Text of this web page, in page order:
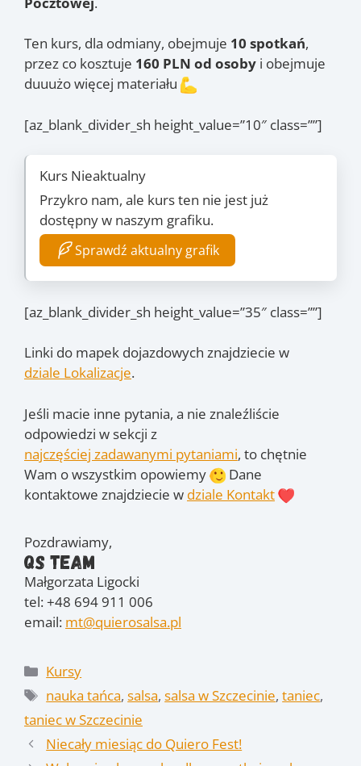
Ten kurs, dla odmiany, obejmuje 10 spotkań,
przez co kosztuje 160 PLN od osoby i obejmuje
duuużo więcej materiału
[az_blank_divider_sh height_value=”10″ class=””]
Kurs Nieaktualny
Przykro nam, ale kurs ten nie jest już
dostępny w naszym grafiku.
Sprawdź aktualny grafik
[az_blank_divider_sh height_value=”35″ class=””]
Linki do mapek dojazdowych znajdziecie w
dziale Lokalizacje.
Jeśli macie inne pytania, a nie znaleźliście
odpowiedzi w sekcji z
najczęściej zadawanymi pytaniami, to chętnie
Wam o wszystkim opowiemy
Dane
kontaktowe znajdziecie w dziale Kontakt
Pozdrawiamy,
QS Team
Małgorzata Ligocki
tel: +48 694 911 006
email: mt@quierosalsa.pl
Kategorie
Kursy
Tagi
nauka tańca,salsa,salsa w Szczecinie,taniec,
taniec w Szczecinie
Niecały miesiąc do Quiero Fest!